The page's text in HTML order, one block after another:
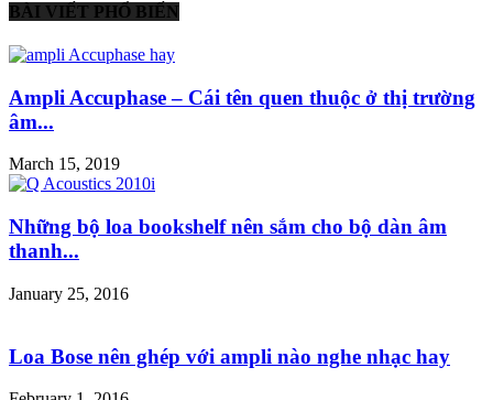
BÀI VIẾT PHỔ BIẾN
Ampli Accuphase – Cái tên quen thuộc ở thị trường
âm...
March 15, 2019
Những bộ loa bookshelf nên sắm cho bộ dàn âm
thanh...
January 25, 2016
Loa Bose nên ghép với ampli nào nghe nhạc hay